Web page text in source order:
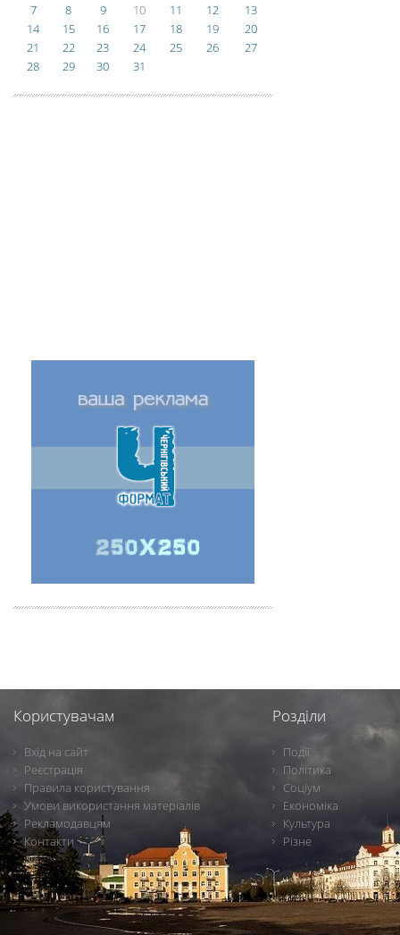
7
8 9 10 11 12
13
14
15 16 17 18 19
20
21
22 23 24 25 26
27
28
29 30 31
Користувачам
Вхід на сайт
Реєстрація
Правила користування
Умови використання матеріалів
Рекламодавцям
Контакти
Розділи
Події
Політика
Соціум
Економіка
Культура
Різне